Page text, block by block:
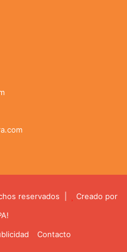
reservados |
Creado por
Contacto